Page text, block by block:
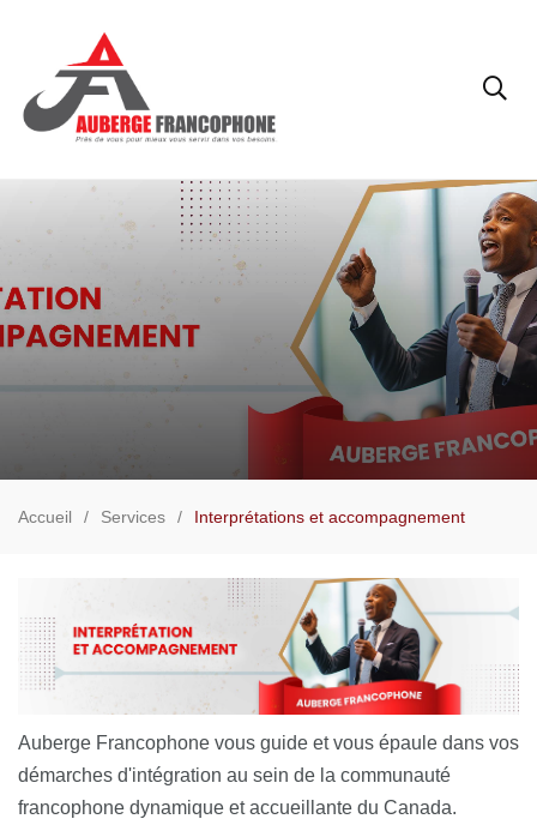
Accueil Services Interprétations et accompagnement
Auberge Francophone vous guide et vous épaule dans vos
démarches d'intégration au sein de la communauté
francophone dynamique et accueillante du Canada.